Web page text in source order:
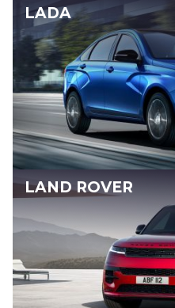
LADA
LAND ROVER